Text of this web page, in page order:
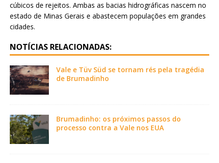
cúbicos de rejeitos. Ambas as bacias hidrográficas nascem no
estado de Minas Gerais e abastecem populações em grandes
cidades.
NOTÍCIAS RELACIONADAS:
Vale e Tüv Süd se tornam rés pela tragédia
de Brumadinho
Brumadinho: os próximos passos do
processo contra a Vale nos EUA